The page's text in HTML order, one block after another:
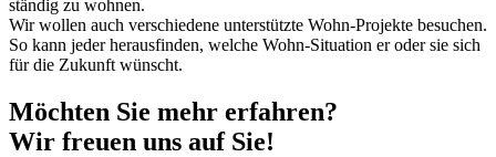
ständig zu wohnen.
Wir wollen auch verschiedene unterstützte Wohn-Projekte besuchen.
So kann jeder herausfinden, welche Wohn-Situation er oder sie sich
für die Zukunft wünscht.
Möchten Sie mehr erfahren?
Wir freuen uns auf Sie!